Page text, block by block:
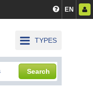
EN
TYPES
Search